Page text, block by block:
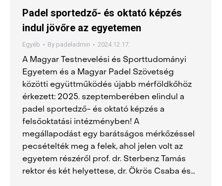
Padel sportedző- és oktató képzés
indul jövőre az egyetemen
Egyéb By padeladmin 2024.12.17.
A Magyar Testnevelési és Sporttudományi
Egyetem és a Magyar Padel Szövetség
közötti együttműködés újabb mérföldkőhöz
érkezett: 2025. szeptemberében elindul a
padel sportedző- és oktató képzés a
felsőoktatási intézményben! A
megállapodást egy barátságos mérkőzéssel
pecsételték meg a felek, ahol jelen volt az
egyetem részéről prof. dr. Sterbenz Tamás
rektor és két helyettese, dr. Ökrös Csaba és…